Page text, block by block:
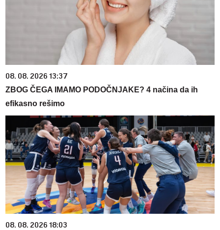
08. 08. 2026 13:37
ZBOG ČEGA IMAMO PODOČNJAKE? 4 načina da ih
efikasno rešimo
08. 08. 2026 18:03